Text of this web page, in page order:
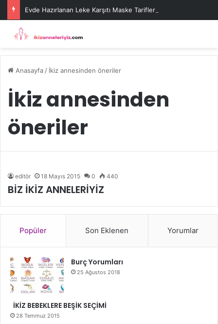
Evde Hazırlanan Leke Karşıtı Maske Tarifleri
Anasayfa / İkiz annesinden öneriler
İkiz annesinden
öneriler
editör 18 Mayıs 2015 0 440
BİZ İKİZ ANNELERİYİZ
Popüler Son Eklenen Yorumlar
Burç Yorumları
25 Ağustos 2018
İKİZ BEBEKLERE BEŞİK SEÇİMİ
28 Temmuz 2015